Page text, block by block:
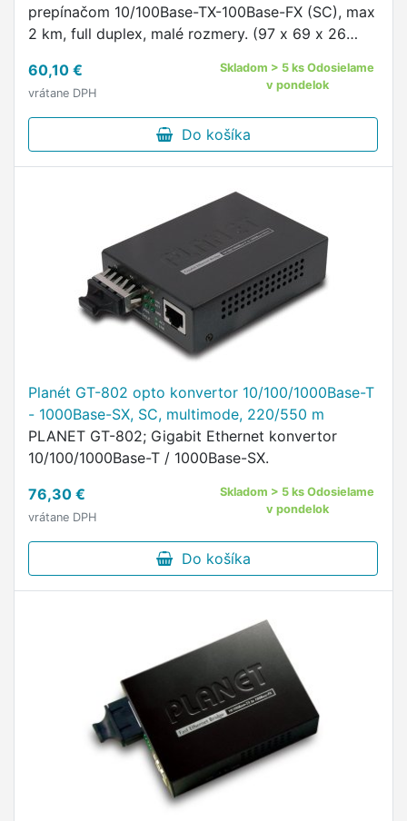
prepínačom 10/100Base-TX-100Base-FX (SC), max
2 km, full duplex, malé rozmery. (97 x 69 x 26
Ethernet prepínačom.
60,10 €
vrátane DPH
Skladom > 5 ks Odosielame
v pondelok
Do košíka
Planét GT-802 opto konvertor 10/100/1000Base-T
- 1000Base-SX, SC, multimode, 220/550 m
PLANET GT-802; Gigabit Ethernet konvertor
10/100/1000Base-T / 1000Base-SX.
76,30 €
vrátane DPH
Skladom > 5 ks Odosielame
v pondelok
Do košíka